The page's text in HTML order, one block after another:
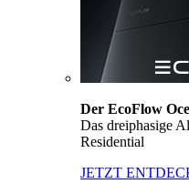
Der EcoFlow
Das dreiphasige
Residential
JETZT